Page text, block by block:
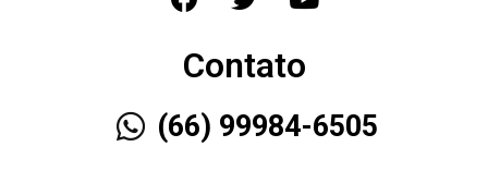
Contato
(66) 99984-6505